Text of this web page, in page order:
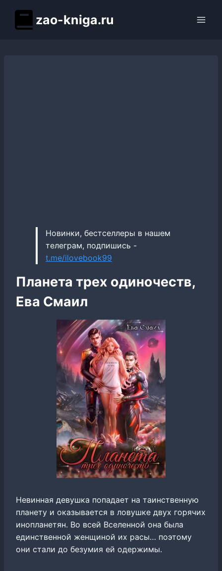
содержимому
zao-kniga.ru
Новинки, бестселлеры в нашем
телеграм, подпишись -
t.me/ilovebook99
Планета трех одиночеств,
Ева Смаил
Невинная девушка попадает на таинственную
планету и оказывается в ловушке двух горячих
инопланетян. Во всей Вселенной она была
единственной женщиной их расы… поэтому
они стали до безумия ей одержимы.